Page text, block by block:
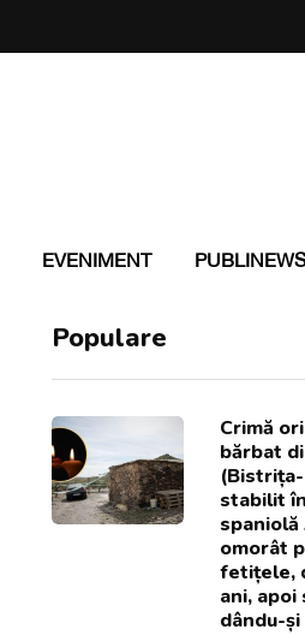
EVENIMENT PUBLINEWS
Populare
Crimă
bărbat
stabilit
spaniolă
omorât
fetițele,
ani, apoi
dându-